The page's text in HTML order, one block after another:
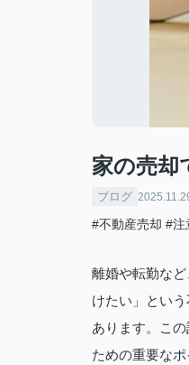
家の売却
ブログ
#不動産売却 #注
離婚や転勤な
けたい」とい
あります。こ
ための重要な